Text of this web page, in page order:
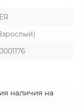
наличия на